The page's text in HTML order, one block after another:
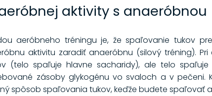
aktivity s anaeróbnou
aeróbneho tréningu je, že spaľovanie tukov
aktivitu zaradiť anaeróbnu (silový tréning).
(telo spaľuje hlavne sacharidy), ale telo
zásoby glykogénu vo svaloch a v pečeni.
spôsob spaľovania tukov, keďže budete spaľovať